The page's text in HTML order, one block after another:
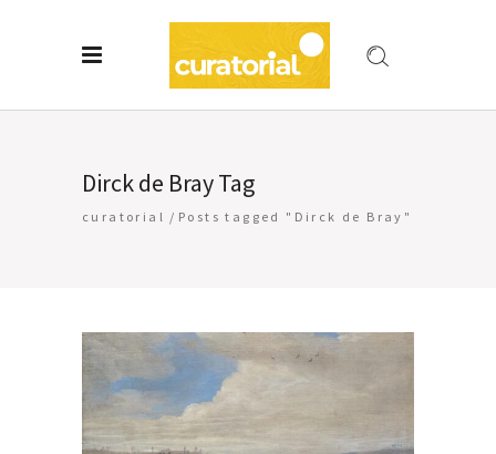
Dirck de Bray Tag
curatorial / Posts tagged "Dirck de Bray"